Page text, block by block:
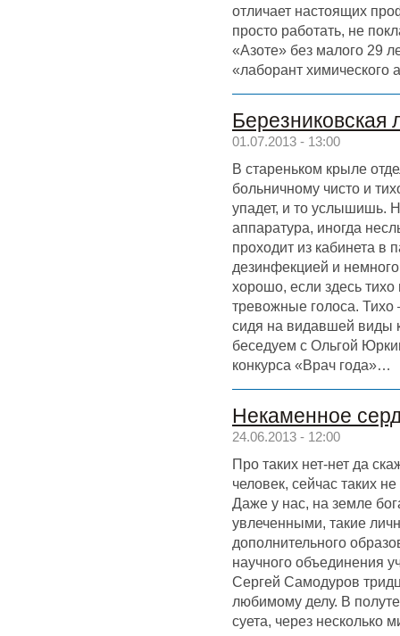
отличает настоящих
просто работать, не
«Азоте» без малого 29
«лаборант химического
Березниковская
01.07.2013 - 13:00
В стареньком крыле
больничному чисто и
упадет, и то услышишь.
аппаратура, иногда
проходит из кабинета в
дезинфекцией и
хорошо, если здесь
тревожные голоса. Тихо
сидя на видавшей виды
беседуем с Ольгой
конкурса «Врач года»…
Некаменное
24.06.2013 - 12:00
Про таких нет-нет да
человек, сейчас таких
Даже у нас, на земле
увлеченными, такие
дополнительного
научного объединения
Сергей Самодуров
любимому делу. В
суета, через несколько